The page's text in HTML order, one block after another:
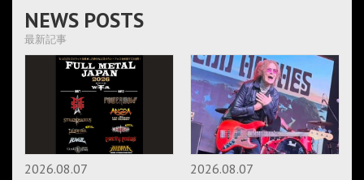
NEWS POSTS
最新記事
2026.08.07 2026.08.07